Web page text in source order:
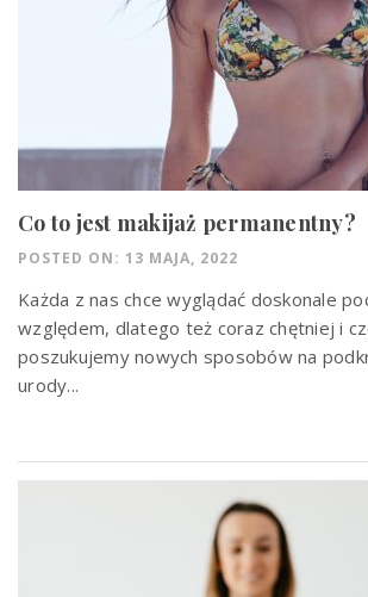
Co to jest makijaż permanentny?
POSTED ON: 13 MAJA, 2022
Każda z nas chce wyglądać doskonale
względem, dlatego też coraz chętniej i
poszukujemy nowych sposobów na
urody...